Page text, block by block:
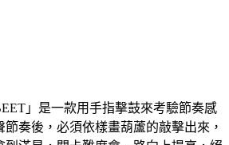
」是一款用手指擊鼓來考驗節奏感
奏後，必須依樣畫葫蘆的敲擊出來，